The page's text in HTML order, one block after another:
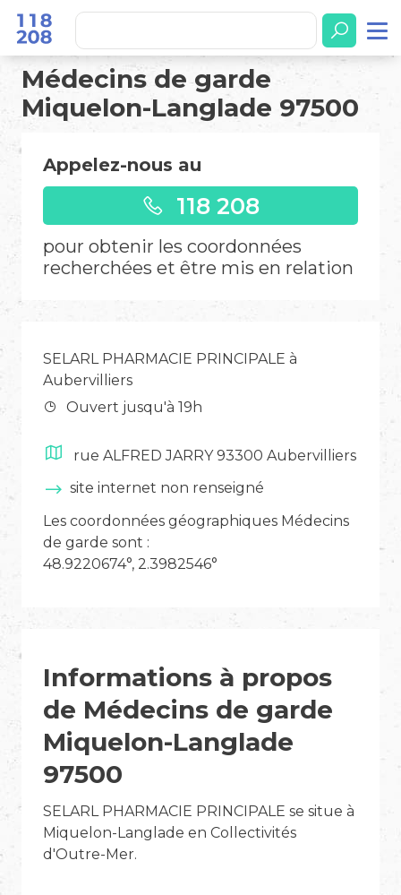
Médecins de garde
Miquelon-Langlade 97500
Appelez-nous au
118 208
pour obtenir les coordonnées
recherchées et être mis en relation
SELARL PHARMACIE PRINCIPALE à
Aubervilliers
Ouvert jusqu'à 19h
rue ALFRED JARRY 93300 Aubervilliers
site internet non renseigné
Les coordonnées géographiques Médecins
de garde sont :
48.9220674°, 2.3982546°
Informations à propos
de Médecins de garde
Miquelon-Langlade
97500
SELARL PHARMACIE PRINCIPALE se situe à
Miquelon-Langlade en Collectivités
d'Outre-Mer.